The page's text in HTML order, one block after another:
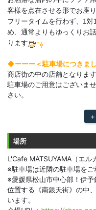
場所
L'Cafe MATSUYAMA（エル
※駐車場は近隣の駐車場をご
※愛媛県松山市中心部！伊
位置する《南銀天街》の中
います。
客様を点在させる形でお座
フリータイムを行わず、1
め、通常よりもゆっくりお
ります
◆ーーー＜駐車場につきま
商店街の中の店舗となりま
駐車場のご用意はございま
さい。